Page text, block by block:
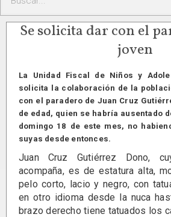
Se solicita dar con el
joven
La Unidad Fiscal de Niños y
solicita la colaboración de la
con el paradero de Juan Cruz
de edad, quien se habría ausentado
domingo 18 de este mes, no
suyas desde entonces.
Juan Cruz Gutiérrez Dono,
acompaña, es de estatura alta,
pelo corto, lacio y negro, con
en otro idioma desde la nuca
brazo derecho tiene tatuados los